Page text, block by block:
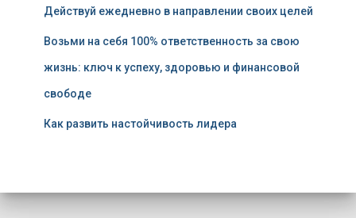
Действуй ежедневно в направлении своих целей
Возьми на себя 100% ответственность за свою
жизнь: ключ к успеху, здоровью и финансовой
свободе
Как развить настойчивость лидера